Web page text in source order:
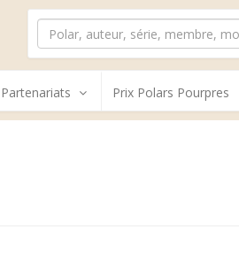
Partenariats Prix Polars Pourpres